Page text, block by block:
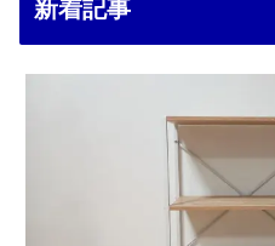
新着記事